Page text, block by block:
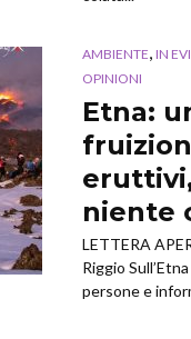
AMBIENTE, IN
OPINIONI
Etna:
niente
LETTERA
Riggio
persone e